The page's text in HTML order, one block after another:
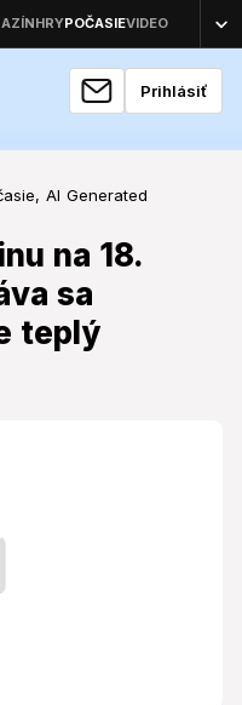
Prihlásiť
AI Generated
na 18.
sa
teplý
na 18. apríla
a
deň
soboty
na vonkajšie